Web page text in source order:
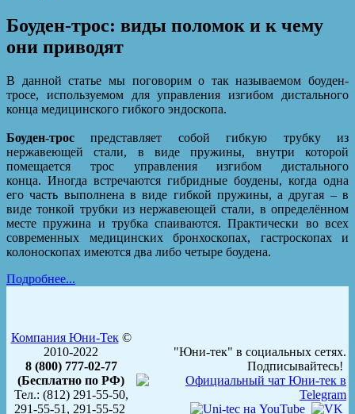
Боуден-трос: виды поломок и к чему
они приводят
В данной статье мы поговорим о так называемом боуден-
тросе, используемом для управления изгибом дистального
конца медицинского гибкого эндоскопа.
Боуден-троспредставляет собой гибкую трубку из
нержавеющей стали, в виде пружины, внутри которой
помещается трос управления изгибом дистального
конца. Иногда встречаются гибридные боудены, когда одна
его часть выполнена в виде гибкой пружины, а другая – в
виде тонкой трубки из нержавеющей стали, в определённом
месте пружина и трубка спаиваются. Практически во всех
современных медицинских бронхоскопах, гастроскопах и
колоноскопах имеются два либо четыре боудена.
Подробнее...
Компания Юни-Тек©
2010-2022
8 (800) 777-02-77
(Бесплатно по РФ)
Тел.: (812) 291-55-50,
291-55-51, 291-55-52
"Юни-тек" в социальных сетях.
Подписывайтесь!